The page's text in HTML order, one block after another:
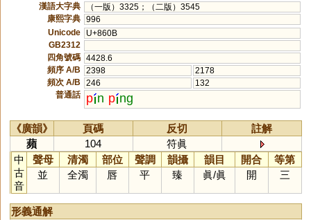
漢語大字典
（一版）3325；（二版）3545
康熙字典 996
Unicode
U+860B
GB2312
四角號碼 4428.6
頻序 A/B
2398
2178
頻次 A/B
246
132
普通話
p n p ng
《廣韻》 頁碼 反切
註解
蘋
104
符眞
中
古
音
聲母 清濁 部位 聲調 韻攝 韻目 開合
等第
並
全濁 唇 平 臻 眞/眞 開 三
形義通解